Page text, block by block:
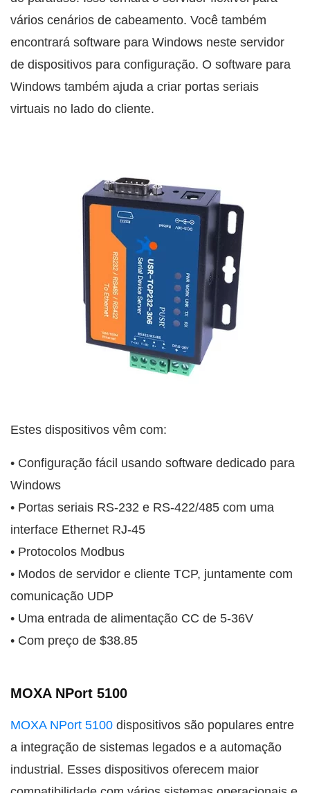
vários cenários de cabeamento. Você também
encontrará software para Windows neste servidor
de dispositivos para configuração. O software para
Windows também ajuda a criar portas seriais
virtuais no lado do cliente.
Estes dispositivos vêm com:
• Configuração fácil usando software dedicado para
Windows
• Portas seriais RS-232 e RS-422/485 com uma
interface Ethernet RJ-45
• Protocolos Modbus
• Modos de servidor e cliente TCP, juntamente com
comunicação UDP
• Uma entrada de alimentação CC de 5-36V
• Com preço de $38.85
MOXA NPort 5100
MOXA NPort 5100 dispositivos são populares entre
a integração de sistemas legados e a automação
industrial. Esses dispositivos oferecem maior